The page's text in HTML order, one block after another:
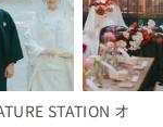
STATION オ